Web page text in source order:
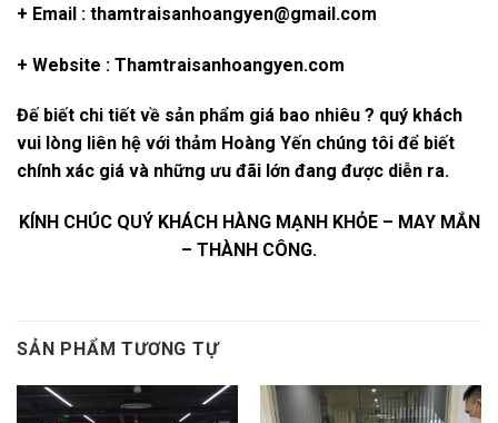
+ Email : thamtraisanhoangyen@gmail.com
+ Website : Thamtraisanhoangyen.com
Đế biết chi tiết về sản phẩm giá bao nhiêu ? quý khách
vui lòng liên hệ với thảm Hoàng Yến chúng tôi để biết
chính xác giá và những ưu đãi lớn đang được diễn ra.
KÍNH CHÚC QUÝ KHÁCH HÀNG MẠNH KHỎE – MAY MẮN
– THÀNH CÔNG.
SẢN PHẨM TƯƠNG TỰ